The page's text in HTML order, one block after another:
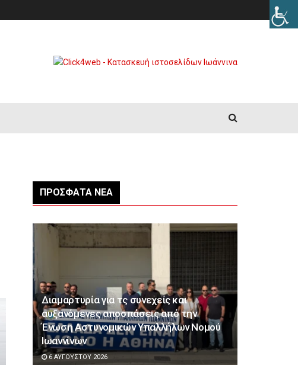
ΠΡΌΣΦΑΤΑ ΝΈΑ
Διαμαρτυρία για τς συνεχείς και
αυξανόμενες αποσπάσεις από την
Ένωση Αστυνομικών Υπαλλήλων Νομού
Ιωαννίνων
6 ΑΥΓΟΎΣΤΟΥ 2026